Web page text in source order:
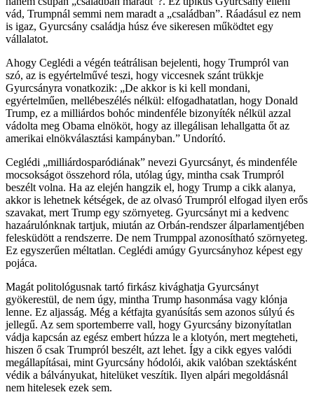
vád, Trumpnál semmi nem maradt a „családban”. Ráadásul ez nem
is igaz, Gyurcsány családja húsz éve sikeresen működtet egy
vállalatot.
Ahogy Ceglédi a végén teátrálisan bejelenti, hogy Trumpról van
szó, az is egyértelművé teszi, hogy viccesnek szánt trükkje
Gyurcsányra vonatkozik: „De akkor is ki kell mondani,
egyértelműen, mellébeszélés nélkül: elfogadhatatlan, hogy Donald
Trump, ez a milliárdos bohóc mindenféle bizonyíték nélkül azzal
vádolta meg Obama elnököt, hogy az illegálisan lehallgatta őt az
amerikai elnökválasztási kampányban.” Undorító.
Ceglédi „milliárdosparódiának” nevezi Gyurcsányt, és mindenféle
mocsokságot összehord róla, utólag úgy, mintha csak Trumpról
beszélt volna. Ha az elején hangzik el, hogy Trump a cikk alanya,
akkor is lehetnek kétségek, de az olvasó Trumpról elfogad ilyen erős
szavakat, mert Trump egy szörnyeteg. Gyurcsányt mi a kedvenc
hazaárulónknak tartjuk, miután az Orbán-rendszer álparlamentjében
felesküdött a rendszerre. De nem Trumppal azonosítható szörnyeteg.
Ez egyszerűen méltatlan. Ceglédi amúgy Gyurcsányhoz képest egy
pojáca.
Magát politológusnak tartó firkász kivághatja Gyurcsányt
gyökerestül, de nem úgy, mintha Trump hasonmása vagy klónja
lenne. Ez aljasság. Még a kétfajta gyanúsítás sem azonos súlyú és
jellegű. Az sem sportemberre vall, hogy Gyurcsány bizonyítatlan
vádja kapcsán az egész embert húzza le a klotyón, mert megteheti,
hiszen ő csak Trumpról beszélt, azt lehet. Így a cikk egyes valódi
megállapításai, mint Gyurcsány hódolói, akik valóban szektásként
védik a bálványukat, hitelüket veszítik. Ilyen alpári megoldásnál
nem hitelesek ezek sem.